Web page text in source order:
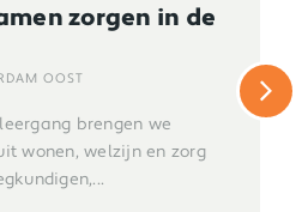
zorgen in de
OOST
brengen we
wonen, welzijn en zorg